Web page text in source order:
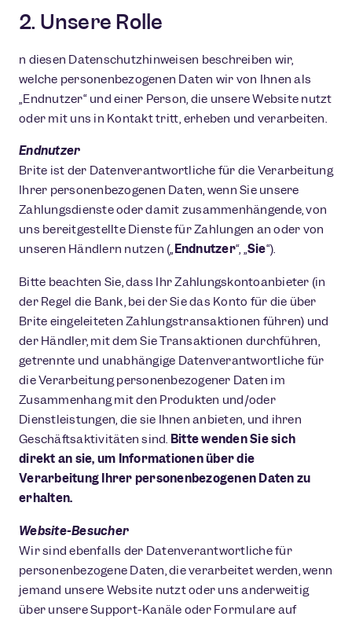
2. Unsere Rolle
n diesen Datenschutzhinweisen beschreiben wir,
welche personenbezogenen Daten wir von Ihnen als
„Endnutzer“ und einer Person, die unsere Website nutzt
oder mit uns in Kontakt tritt, erheben und verarbeiten.
Endnutzer
Brite ist der Datenverantwortliche für die Verarbeitung
Ihrer personenbezogenen Daten, wenn Sie unsere
Zahlungsdienste oder damit zusammenhängende, von
uns bereitgestellte Dienste für Zahlungen an oder von
unseren Händlern nutzen („Endnutzer“, „Sie“).
Bitte beachten Sie, dass Ihr Zahlungskontoanbieter (in
der Regel die Bank, bei der Sie das Konto für die über
Brite eingeleiteten Zahlungstransaktionen führen) und
der Händler, mit dem Sie Transaktionen durchführen,
getrennte und unabhängige Datenverantwortliche für
die Verarbeitung personenbezogener Daten im
Zusammenhang mit den Produkten und/oder
Dienstleistungen, die sie Ihnen anbieten, und ihren
Geschäftsaktivitäten sind. Bitte wenden Sie sich
direkt an sie, um Informationen über die
Verarbeitung Ihrer personenbezogenen Daten zu
erhalten.
Website-Besucher
Wir sind ebenfalls der Datenverantwortliche für
personenbezogene Daten, die verarbeitet werden, wenn
jemand unsere Website nutzt oder uns anderweitig
über unsere Support-Kanäle oder Formulare auf